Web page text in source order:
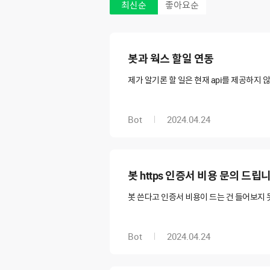
최신순 좋아요순
봇과 웍스 할일 연동
제가 알기론 할 일은 현재 api를 제공하지
Bot 2024.04.24
봇 https 인증서 비용 문의 드립
봇 쓴다고 인증서 비용이 드는 건 들어보지
Bot 2024.04.24